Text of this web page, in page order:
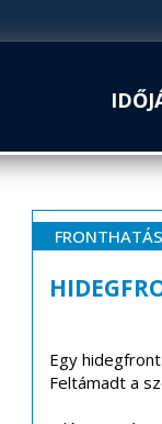
FRONTHATÁS
Egy
Feltámadt a